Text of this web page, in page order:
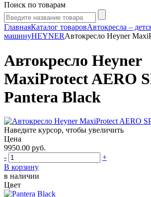
Поиск по товарам
ГлавнаяКаталог товаровАвтокресла –
машинуHEYNERАвтокресло Heyner
Автокресло Heyner
MaxiProtect AERO
Pantera Black
Наведите курсор, чтобы увеличить
Цена
9950.00 руб.
-
+
В корзину
в наличии
Цвет